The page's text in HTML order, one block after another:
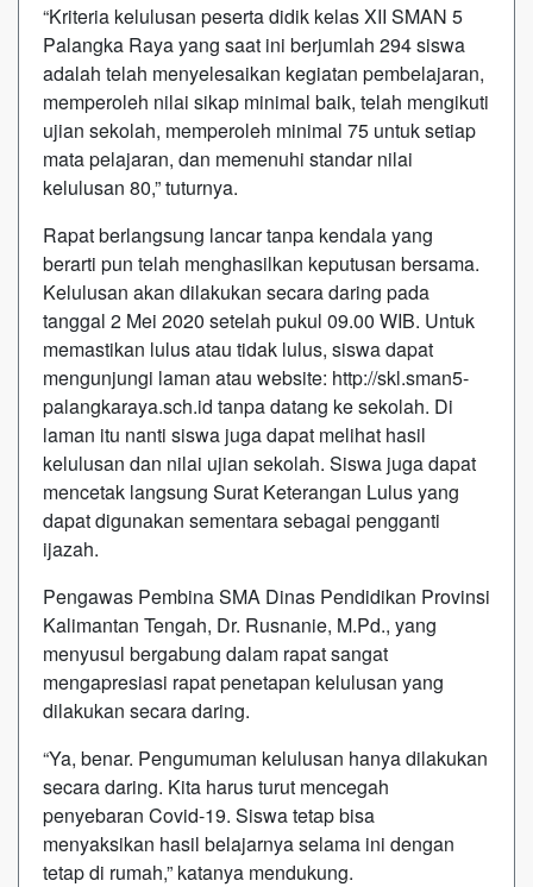
“Kriteria kelulusan peserta didik kelas XII SMAN 5
Palangka Raya yang saat ini berjumlah 294 siswa
adalah telah menyelesaikan kegiatan pembelajaran,
memperoleh nilai sikap minimal baik, telah mengikuti
ujian sekolah, memperoleh minimal 75 untuk setiap
mata pelajaran, dan memenuhi standar nilai
kelulusan 80,” tuturnya.
Rapat berlangsung lancar tanpa kendala yang
berarti pun telah menghasilkan keputusan bersama.
Kelulusan akan dilakukan secara daring pada
tanggal 2 Mei 2020 setelah pukul 09.00 WIB. Untuk
memastikan lulus atau tidak lulus, siswa dapat
mengunjungi laman atau website: http://skl.sman5-
palangkaraya.sch.id tanpa datang ke sekolah. Di
laman itu nanti siswa juga dapat melihat hasil
kelulusan dan nilai ujian sekolah. Siswa juga dapat
mencetak langsung Surat Keterangan Lulus yang
dapat digunakan sementara sebagai pengganti
ijazah.
Pengawas Pembina SMA Dinas Pendidikan Provinsi
Kalimantan Tengah, Dr. Rusnanie, M.Pd., yang
menyusul bergabung dalam rapat sangat
mengapresiasi rapat penetapan kelulusan yang
dilakukan secara daring.
“Ya, benar. Pengumuman kelulusan hanya dilakukan
secara daring. Kita harus turut mencegah
penyebaran Covid-19. Siswa tetap bisa
menyaksikan hasil belajarnya selama ini dengan
tetap di rumah,” katanya mendukung.